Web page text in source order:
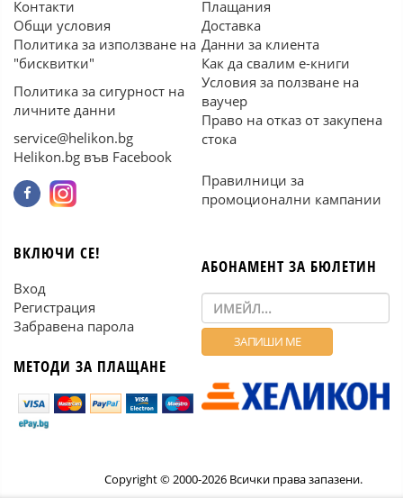
Контакти
Общи условия
Политика за използване на
"бисквитки"
Политика за сигурност на
личните данни
service@helikon.bg
Helikon.bg във Facebook
Плащания
Доставка
Данни за клиента
Как да свалим е-книги
Условия за ползване на
ваучер
Право на отказ от закупена
стока
Правилници за
промоционални кампании
ВКЛЮЧИ СЕ!
Вход
Регистрация
Забравена парола
МЕТОДИ ЗА ПЛАЩАНЕ
АБОНАМЕНТ ЗА БЮЛЕТИН
Copyright © 2000-2026 Всички права запазени.